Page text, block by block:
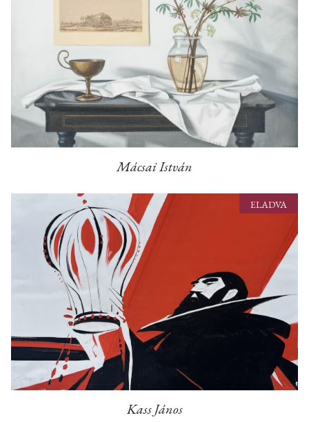
Mácsai István
Kass János
ELADVA